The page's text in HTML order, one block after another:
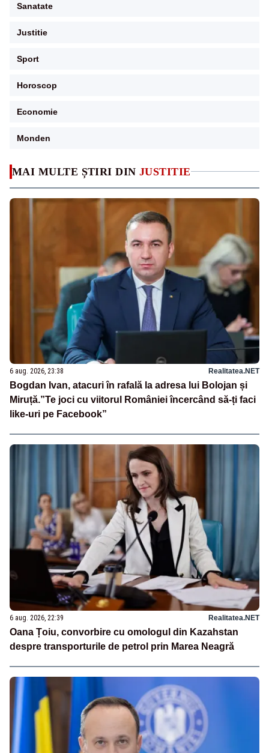
MAI MULTE ȘTIRI DIN JUSTITIE
6 aug. 2026, 23:38 Realitatea.NET
Bogdan Ivan, atacuri în rafală la adresa lui Bolojan și
Miruță.”Te joci cu viitorul României încercând să-ți faci
like-uri pe Facebook”
6 aug. 2026, 22:39 Realitatea.NET
Oana Țoiu, convorbire cu omologul din Kazahstan
despre transporturile de petrol prin Marea Neagră
Sanatate
Justitie
Sport
Horoscop
Economie
Monden